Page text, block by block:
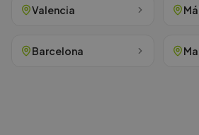
Valencia
Barcelona